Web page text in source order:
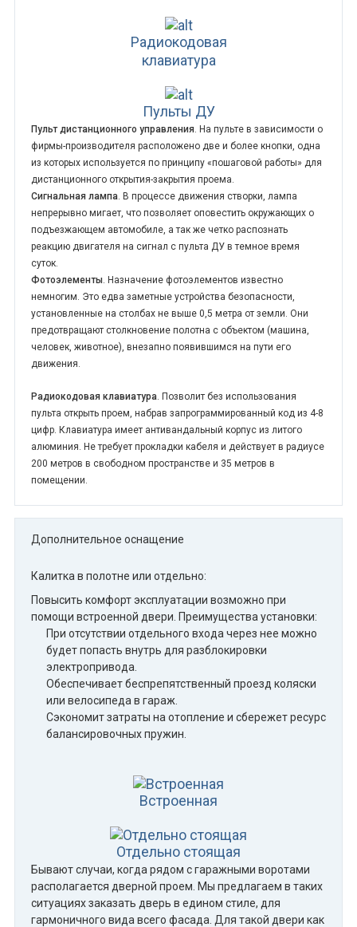
Радиокодовая
клавиатура
Пульты ДУ
Пульт дистанционного управления. На пульте в зависимости о
фирмы-производителя расположено две и более кнопки, одна
из которых используется по принципу «пошаговой работы» для
дистанционного открытия-закрытия проема.
Сигнальная лампа. В процессе движения створки, лампа
непрерывно мигает, что позволяет оповестить окружающих о
подъезжающем автомобиле, а так же четко распознать
реакцию двигателя на сигнал с пульта ДУ в темное время
суток.
Фотоэлементы. Назначение фотоэлементов известно
немногим. Это едва заметные устройства безопасности,
установленные на столбах не выше 0,5 метра от земли. Они
предотвращают столкновение полотна с объектом (машина,
человек, животное), внезапно появившимся на пути его
движения.
Радиокодовая клавиатура. Позволит без использования
пульта открыть проем, набрав запрограммированный код из 4-8
цифр. Клавиатура имеет антивандальный корпус из литого
алюминия. Не требует прокладки кабеля и действует в радиусе
200 метров в свободном пространстве и 35 метров в
помещении.
Дополнительное оснащение
Калитка в полотне или отдельно:
Повысить комфорт эксплуатации возможно при
помощи встроенной двери. Преимущества установки:
При отсутствии отдельного входа через нее можно
будет попасть внутрь для разблокировки
электропривода.
Обеспечивает беспрепятственный проезд коляски
или велосипеда в гараж.
Сэкономит затраты на отопление и сбережет ресурс
балансировочных пружин.
Встроенная
Отдельно стоящая
Бывают случаи, когда рядом с гаражными воротами
располагается дверной проем. Мы предлагаем в таких
ситуациях заказать дверь в едином стиле, для
гармоничного вида всего фасада. Для такой двери как